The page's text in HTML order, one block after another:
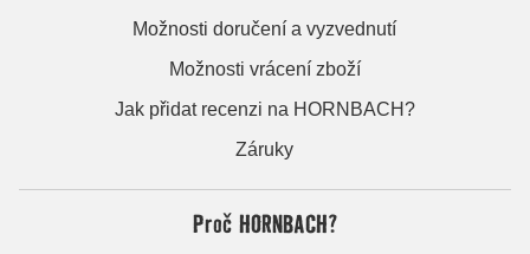
Možnosti doručení a vyzvednutí
Možnosti vrácení zboží
Jak přidat recenzi na HORNBACH?
Záruky
Proč HORNBACH?